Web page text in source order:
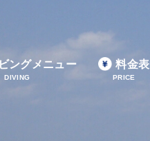
ングメニュー
DIVING
料金表
PRICE